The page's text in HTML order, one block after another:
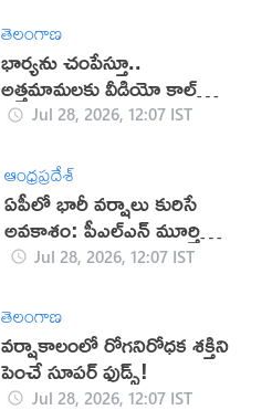
తెలంగాణ
భార్యను చంపేస్తూ..
అత్తమామలకు వీడియో కాల్
చేసిన భర్త
Jul 28, 2026, 12:07 IST
ఆంధ్రప్రదేశ్
ఏపీలో భారీ వర్షాలు కురిసే
అవకాశం: పీఎల్‌ఎన్ మూర్తి
(వీడియో)
Jul 28, 2026, 12:07 IST
తెలంగాణ
వర్షాకాలంలో రోగనిరోధక శక్తిని
పెంచే సూపర్ ఫుడ్స్!
Jul 28, 2026, 12:07 IST